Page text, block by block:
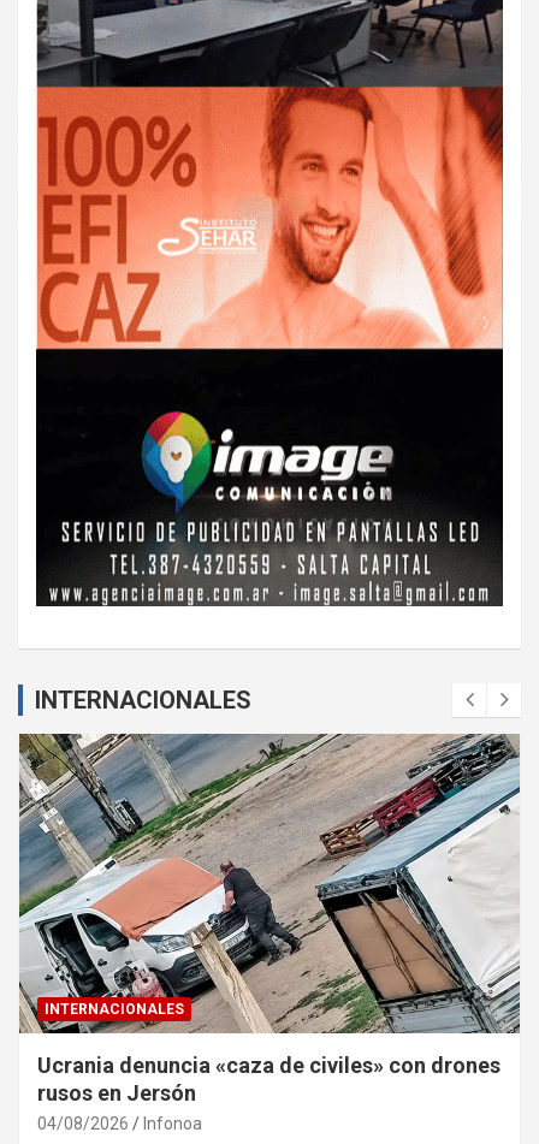
INTERNACIONALES
INTERNACIONALES
Ucrania denuncia «caza de civiles» con drones
rusos en Jersón
04/08/2026 Infonoa